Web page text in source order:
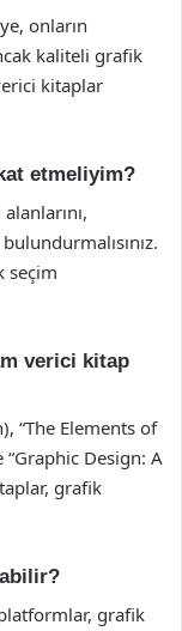
onların
kaliteli grafik
kitaplar
etmeliyim?
seçim
verici kitap
“The Elements of
“Graphic Design: A
grafik
grafik